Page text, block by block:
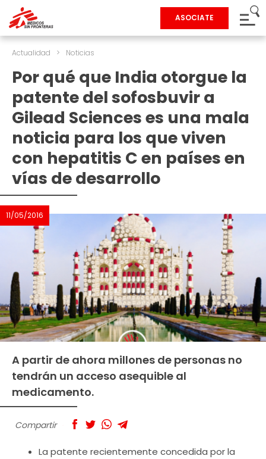
ASOCIATE
Actualidad > Noticias
Por qué que India otorgue la
patente del sofosbuvir a
Gilead Sciences es una mala
noticia para los que viven
con hepatitis C en países en
vías de desarrollo
11/05/2016
A partir de ahora millones de personas no
tendrán un acceso asequible al
medicamento.
Compartir
La patente recientemente concedida por la